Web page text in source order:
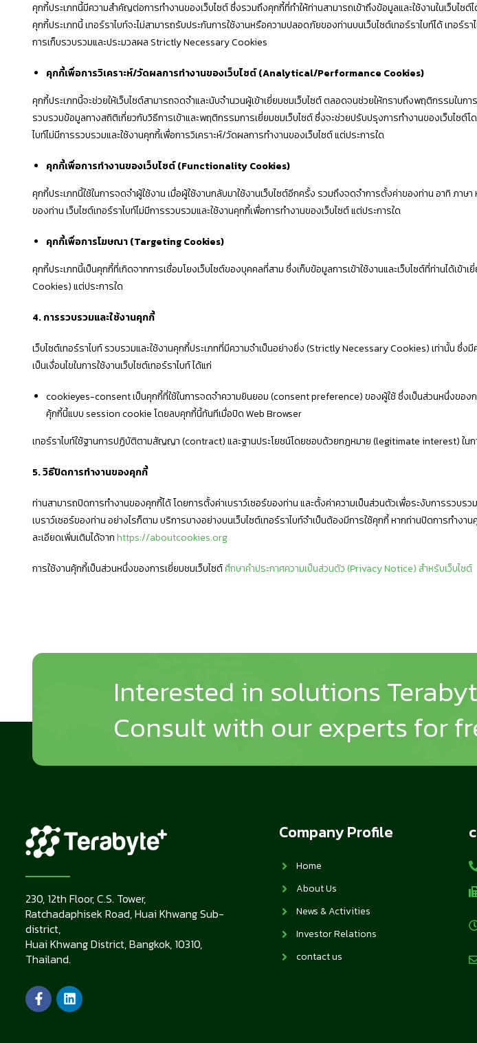
คุกกี้ประเภทนี้มีความสำคัญต่อการทำงานของเว็บไซต์ ซึ่งรวมถึงคุกกี้ที่ทำให้ท่านสามารถเข้าถึงข้อมูลและใช้งานในเว็บไ
คุกกี้ประเภทนี้ เทอร์ราไบท์จะไม่สามารถรับประกันการใช้งานหรือความปลอดภัยของท่านบนเว็บไซต์เทอร์ราไบท์ได้ เ
การเก็บรวบรวมและประมวลผล Strictly Necessary Cookies
คุกกี้เพื่อการวิเคราะห์/วัดผลการทำงานของเว็บไซต์ (Analytical/Performance Cookies)
คุกกี้ประเภทนี้จะช่วยให้เว็บไซต์สามารถจดจำและนับจำนวนผู้เข้าเยี่ยมชมเว็บไซต์ ตลอดจนช่วยให้ทราบถึงพฤติกรรมใน
รวบรวมข้อมูลทางสถิติเกี่ยวกับวิธีการเข้าและพฤติกรรมการเยี่ยมชมเว็บไซต์ ซึ่งจะช่วยปรับปรุงการทำงานของเว็บไซต์
ไบท์ไม่มีการรวบรวมและใช้งานคุกกี้เพื่อการวิเคราะห์/วัดผลการทำงานของเว็บไซต์ แต่ประการใด
คุกกี้เพื่อการทำงานของเว็บไซต์ (Functionality Cookies)
คุกกี้ประเภทนี้ใช้ในการจดจำผู้ใช้งาน เมื่อผู้ใช้งานกลับมาใช้งานเว็บไซต์อีกครั้ง รวมถึงจดจำการตั้งค่าของท่าน อาทิ ภ
ของท่าน เว็บไซต์เทอร์ราไบท์ไม่มีการรวบรวมและใช้งานคุกกี้เพื่อการทำงานของเว็บไซต์ แต่ประการใด
คุกกี้เพื่อการโฆษณา (Targeting Cookies)
คุกกี้ประเภทนี้เป็นคุกกี้ที่เกิดจากการเชื่อมโยงเว็บไซต์ของบุคคลที่สาม ซึ่งเก็บข้อมูลการเข้าใช้งานและเว็บไซต์ที่ท่านได้เ
Cookies) แต่ประการใด
4. การรวบรวมและใช้งานคุกกี้
เว็บไซต์เทอร์ราไบท์ รวบรวมและใช้งานคุกกี้ประเภทที่มีความจำเป็นอย่างยิ่ง (Strictly Necessary Cookies) เท่านั้น ซึ่
เป็นเงื่อนไขในการใช้งานเว็บไซต์เทอร์ราไบท์ ได้แก่
cookieyes-consent เป็นคุกกี้ที่ใช้ในการจดจำความยินยอม (consent preference) ของผู้ใช้ ซึ่งเป็นส่วนหนึ่งของ
คุ้กกี้นี้แบบ session cookie โดยลบคุกกี้นี้ทันทีเมื่อปิด Web Browser
เทอร์ราไบท์ใช้ฐานการปฏิบัติตามสัญญา (contract) และฐานประโยชน์โดยชอบด้วยกฎหมาย (legitimate interest) ใ
5. วิธีปิดการทำงานของคุกกี้
ท่านสามารถปิดการทำงานของคุกกี้ได้ โดยการตั้งค่าเบราว์เซอร์ของท่าน และตั้งค่าความเป็นส่วนตัวเพื่อระงับการรวบร
เบราว์เซอร์ของท่าน อย่างไรก็ตาม บริการบางอย่างบนเว็บไซต์เทอร์ราไบท์จำเป็นต้องมีการใช้คุกกี้ หากท่านปิดการทำ
ละเอียดเพิ่มเติมได้จากhttps://aboutcookies.org
การใช้งานคุ้กกี้เป็นส่วนหนึ่งของการเยี่ยมชมเว็บไซต์ศึกษาคำประกาศความเป็นส่วนตัว (Privacy Notice) สำหรับเว็บไซต์
Interested in solutions
Consult with our experts for
230, 12th Floor, C.S. Tower,
Ratchadaphisek Road, Huai Khwang Sub-
district,
Huai Khwang District, Bangkok, 10310,
Thailand.
Company Profile
Home
About Us
News & Activities
Investor Relations
contact us